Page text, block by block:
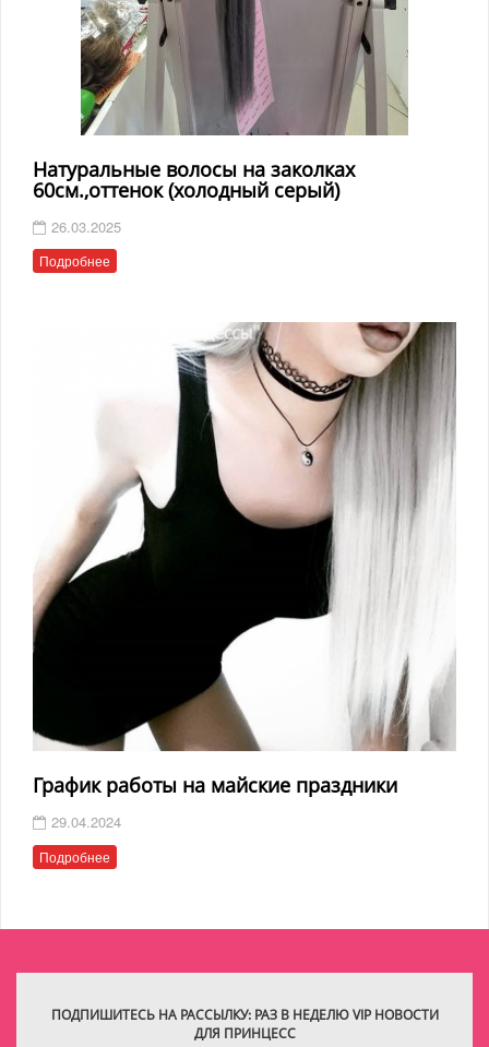
Натуральные волосы на заколках
60см.,оттенок (холодный серый)
26.03.2025
Подробнее
График работы на майские праздники
29.04.2024
Подробнее
ПОДПИШИТЕСЬ НА РАССЫЛКУ: РАЗ В НЕДЕЛЮ VIP НОВОСТИ
ДЛЯ ПРИНЦЕСС